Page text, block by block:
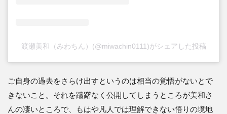
渡瀬美和（みわちん）(@miwachin0111)がシェアした投稿
ご自身の過去をさらけ出すというのは相当の覚悟がないとで
きないこと。それを躊躇なく公開してしまうところが美和さ
んの凄いところで、もはや凡人では理解できない悟りの境地